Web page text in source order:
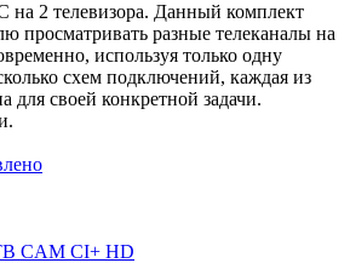
2 телевизора. Данный комплект
просматривать разные телеканалы на
используя только одну
схем подключений, каждая из
для своей конкретной задачи.
CAM CI+ HD